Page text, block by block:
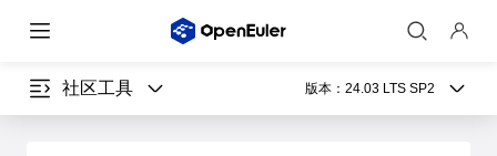
社区工具 版本： 24.03 LTS SP2